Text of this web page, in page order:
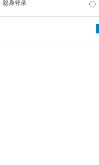
隐身登录